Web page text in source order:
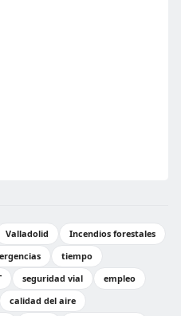
Valladolid
Incendios forestales
tiempo
seguridad vial
empleo
calidad del aire